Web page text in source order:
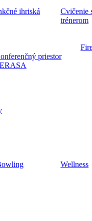
ihriská
Cvičenie
trénerom
priestor
Wellness